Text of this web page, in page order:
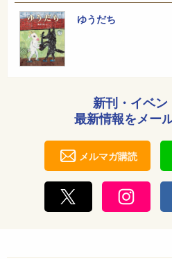
ゆうだち
新刊・イベン
最新情報をメー
メルマガ購読